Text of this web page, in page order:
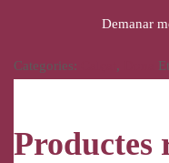
Demanar
Categories: ,
Productes